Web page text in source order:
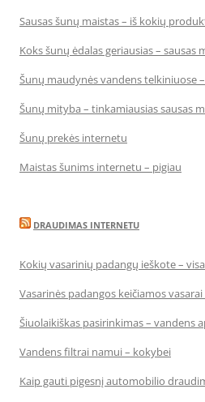
Sausas šunų maistas – iš kokių
Koks šunų ėdalas geriausias – sausas
Šunų maudynės vandens telkiniuose
Šunų mityba – tinkamiausias sausas
Šunų prekės internetu
Maistas šunims internetu – pigiau
DRAUDIMAS INTERNETU
Kokių vasarinių padangų ieškote –
Vasarinės padangos keičiamos
Šiuolaikiškas pasirinkimas – vandens
Vandens filtrai namui – kokybei
Kaip gauti pigesnį automobilio